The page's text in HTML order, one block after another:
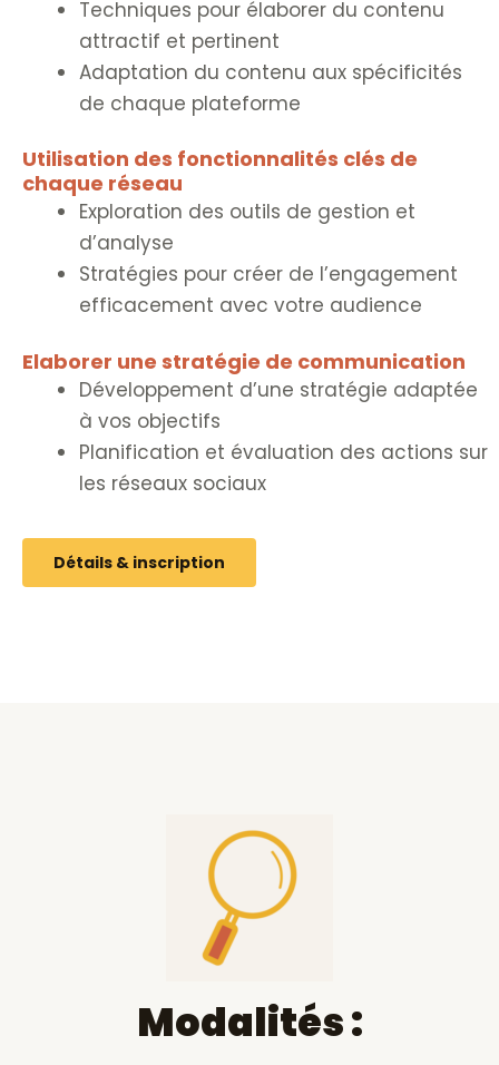
Techniques pour élaborer du contenu
attractif et pertinent
Adaptation du contenu aux spécificités
de chaque plateforme
Utilisation des fonctionnalités clés de
chaque réseau
Exploration des outils de gestion et
d’analyse
Stratégies pour créer de l’engagement
efficacement avec votre audience
Elaborer une stratégie de communication
Développement d’une stratégie adaptée
à vos objectifs
Planification et évaluation des actions sur
les réseaux sociaux
Détails & inscription
Modalités :